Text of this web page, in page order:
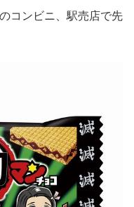
コンビニ、駅売店で先